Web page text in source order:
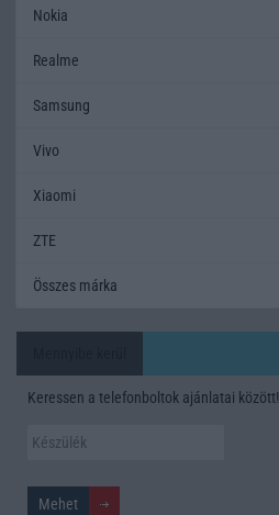
Nokia
Realme
Samsung
Vivo
Xiaomi
ZTE
Összes márka
Keressen a telefonboltok ajánlatai között!